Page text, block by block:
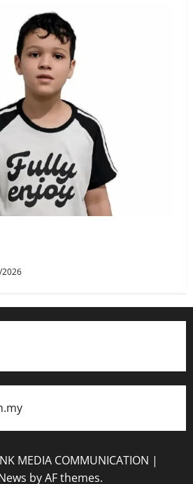
MEDIA COMMUNICATION |
by AF themes.